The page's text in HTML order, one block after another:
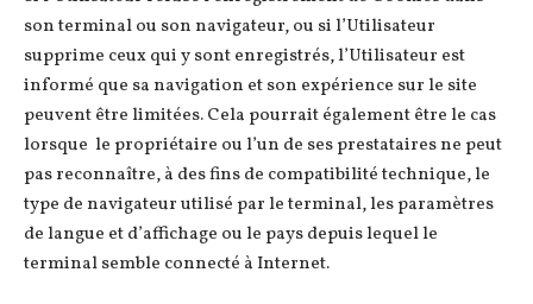
son terminal ou son navigateur, ou si l’Utilisateur
supprime ceux qui y sont enregistrés, l’Utilisateur est
informé que sa navigation et son expérience sur le site
peuvent être limitées. Cela pourrait également être le cas
lorsque le propriétaire ou l’un de ses prestataires ne peut
pas reconnaître, à des fins de compatibilité technique, le
type de navigateur utilisé par le terminal, les paramètres
de langue et d’affichage ou le pays depuis lequel le
terminal semble connecté à Internet.